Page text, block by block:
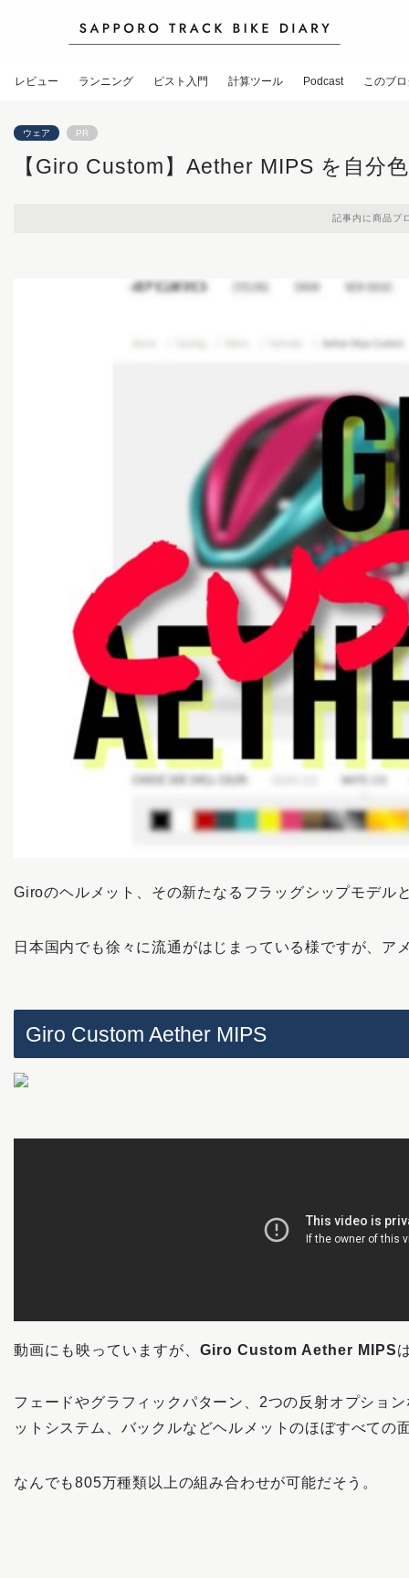
レビュー ランニング ピスト入門 計算ツール Podcast このブ
ウェア PR
【Giro Custom】Aether MIPS を自分
記事内に商品プ
Giroのヘルメット、その新たなるフラッグシップモデル
日本国内でも徐々に流通がはじまっている様ですが、
Giro Custom Aether MIPS
動画にも映っていますが、 Giro Custom Aether MIPS
フェードやグラフィックパターン、2つの反射オプショ
ットシステム、バックルなどヘルメットのほぼすべての
なんでも805万種類以上の組み合わせが可能だそう。